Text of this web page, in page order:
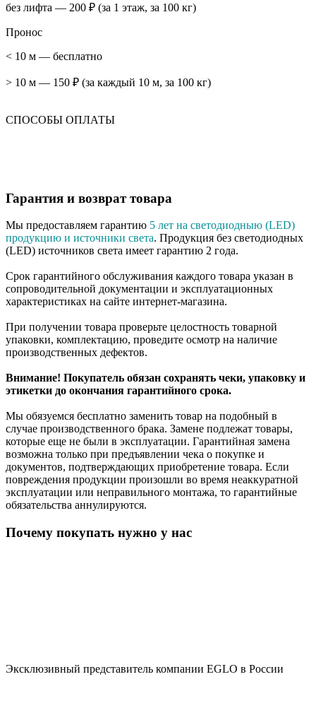
без лифта — 200 ₽ (за 1 этаж, за 100 кг)
Пронос
< 10 м — бесплатно
> 10 м — 150 ₽ (за каждый 10 м, за 100 кг)
СПОСОБЫ ОПЛАТЫ
Гарантия и возврат товара
Мы предоставляем гарантию 5 лет на светодиодныю (LED)
продукцию и источники света. Продукция без светодиодных
(LED) источников света имеет гарантию 2 года.
Срок гарантийного обслуживания каждого товара указан в
сопроводительной документации и эксплуатационных
характеристиках на сайте интернет-магазина.
При получении товара проверьте целостность товарной
упаковки, комплектацию, проведите осмотр на наличие
производственных дефектов.
Внимание! Покупатель обязан сохранять чеки, упаковку и
этикетки до окончания гарантийного срока.
Мы обязуемся бесплатно заменить товар на подобный в
случае производственного брака. Замене подлежат товары,
которые еще не были в эксплуатации. Гарантийная замена
возможна только при предъявлении чека о покупке и
документов, подтверждающих приобретение товара. Если
повреждения продукции произошли во время неаккуратной
эксплуатации или неправильного монтажа, то гарантийные
обязательства аннулируются.
Почему покупать нужно у нас
Эксклюзивный представитель компании EGLO в России